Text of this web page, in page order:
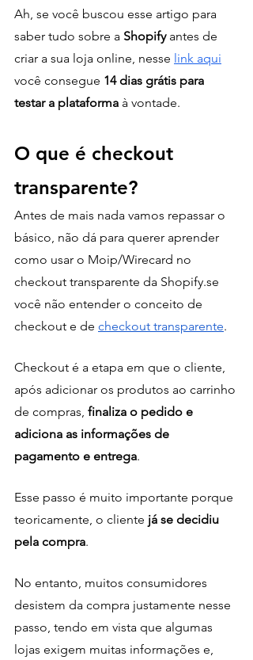
Ah, se você buscou esse artigo para
saber tudo sobre a Shopify antes de
criar a sua loja online, nesse link aqui
você consegue 14 dias grátis para
testar a plataforma à vontade.
O que é checkout
transparente?
Antes de mais nada vamos repassar o
básico, não dá para querer aprender
como usar o Moip/Wirecard no
checkout transparente da Shopify.se
você não entender o conceito de
checkout e de checkout transparente.
Checkout é a etapa em que o cliente,
após adicionar os produtos ao carrinho
de compras, finaliza o pedido e
adiciona as informações de
pagamento e entrega.
Esse passo é muito importante porque
teoricamente, o cliente já se decidiu
pela compra.
No entanto, muitos consumidores
desistem da compra justamente nesse
passo, tendo em vista que algumas
lojas exigem muitas informações e,